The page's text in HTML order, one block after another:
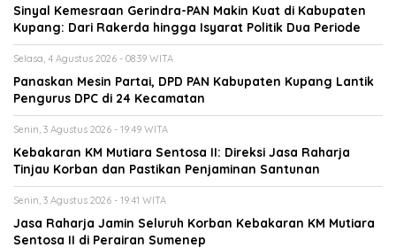
Sinyal Kemesraan Gerindra-PAN Makin Kuat di Kabupaten
Kupang: Dari Rakerda hingga Isyarat Politik Dua Periode
Selasa, 4 Agustus 2026 - 08:39 WITA
Panaskan Mesin Partai, DPD PAN Kabupaten Kupang Lantik
Pengurus DPC di 24 Kecamatan
Senin, 3 Agustus 2026 - 19:49 WITA
Kebakaran KM Mutiara Sentosa II: Direksi Jasa Raharja
Tinjau Korban dan Pastikan Penjaminan Santunan
Senin, 3 Agustus 2026 - 19:41 WITA
Jasa Raharja Jamin Seluruh Korban Kebakaran KM Mutiara
Sentosa II di Perairan Sumenep